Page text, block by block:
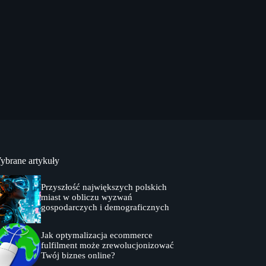
artykuły
Przyszłość największych polskich
miast w obliczu wyzwań
gospodarczych i demograficznych
Jak optymalizacja ecommerce
fulfilment może zrewolucjonizować
Twój biznes online?